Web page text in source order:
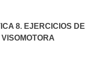
8. EJERCICIOS DE